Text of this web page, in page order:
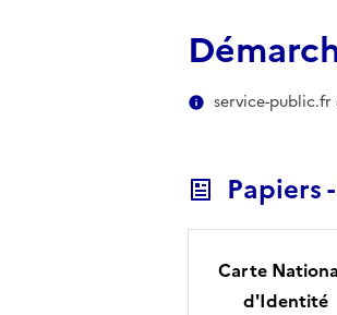
service-public.fr
Papiers
Carte
d'Identité